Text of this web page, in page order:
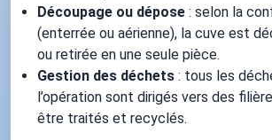
Découpage ou dépose : selon la
(enterrée ou aérienne), la cuve est
ou retirée en une seule pièce.
Gestion des déchets : tous les
l’opération sont dirigés vers des
être traités et recyclés.